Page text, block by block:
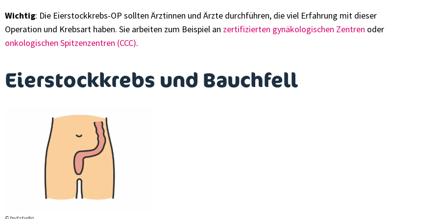
Wichtig: Die Eierstockkrebs-OP sollten Ärztinnen und Ärzte durchführen, die viel Erfahrung mit dieser
Operation und Krebsart haben. Sie arbeiten zum Beispiel an zertifizierten gynäkologischen Zentren oder
onkologischen Spitzenzentren (CCC).
Eierstockkrebs und Bauchfell